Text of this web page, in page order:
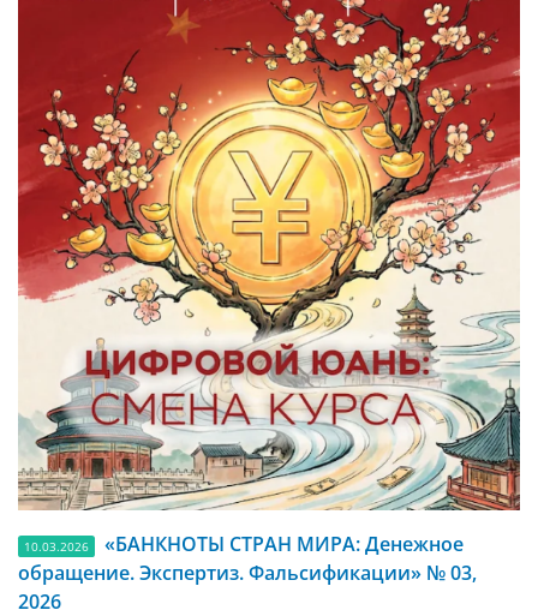
10.03.2026
«БАНКНОТЫ СТРАН МИРА: Денежное
обращение. Экспертиз. Фальсификации» № 03,
2026